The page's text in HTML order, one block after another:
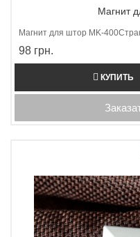
Магнит
Магнит для штор МK-
98 грн.
КУПИТЬ